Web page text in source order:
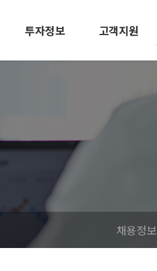
투자정보
공고
내부정보관리규정
고객지원
채용정보